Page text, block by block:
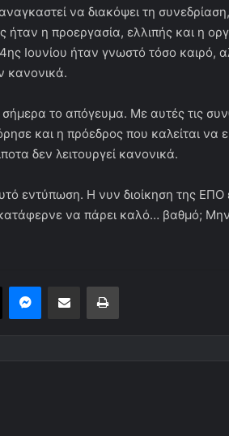
να διακόψει τη συνεδρίαση,
ήταν η προεργασία, ελλιπής και η
Ιουνίου ήταν γνωστό τόσο καιρό,
κανονικά.
το απόγευμα. Με αυτές τις
και η πρόεδρος που καλείται να
δεν λειτουργεί κανονικά.
εντύπωση. Η νυν διοίκηση της ΕΠΟ
να πάρει καλό… βαθμό; Μην
MessengerΚοινοποίηση μέσω ηλεκτρονικού ταχυδρομείουΕκτύπωση